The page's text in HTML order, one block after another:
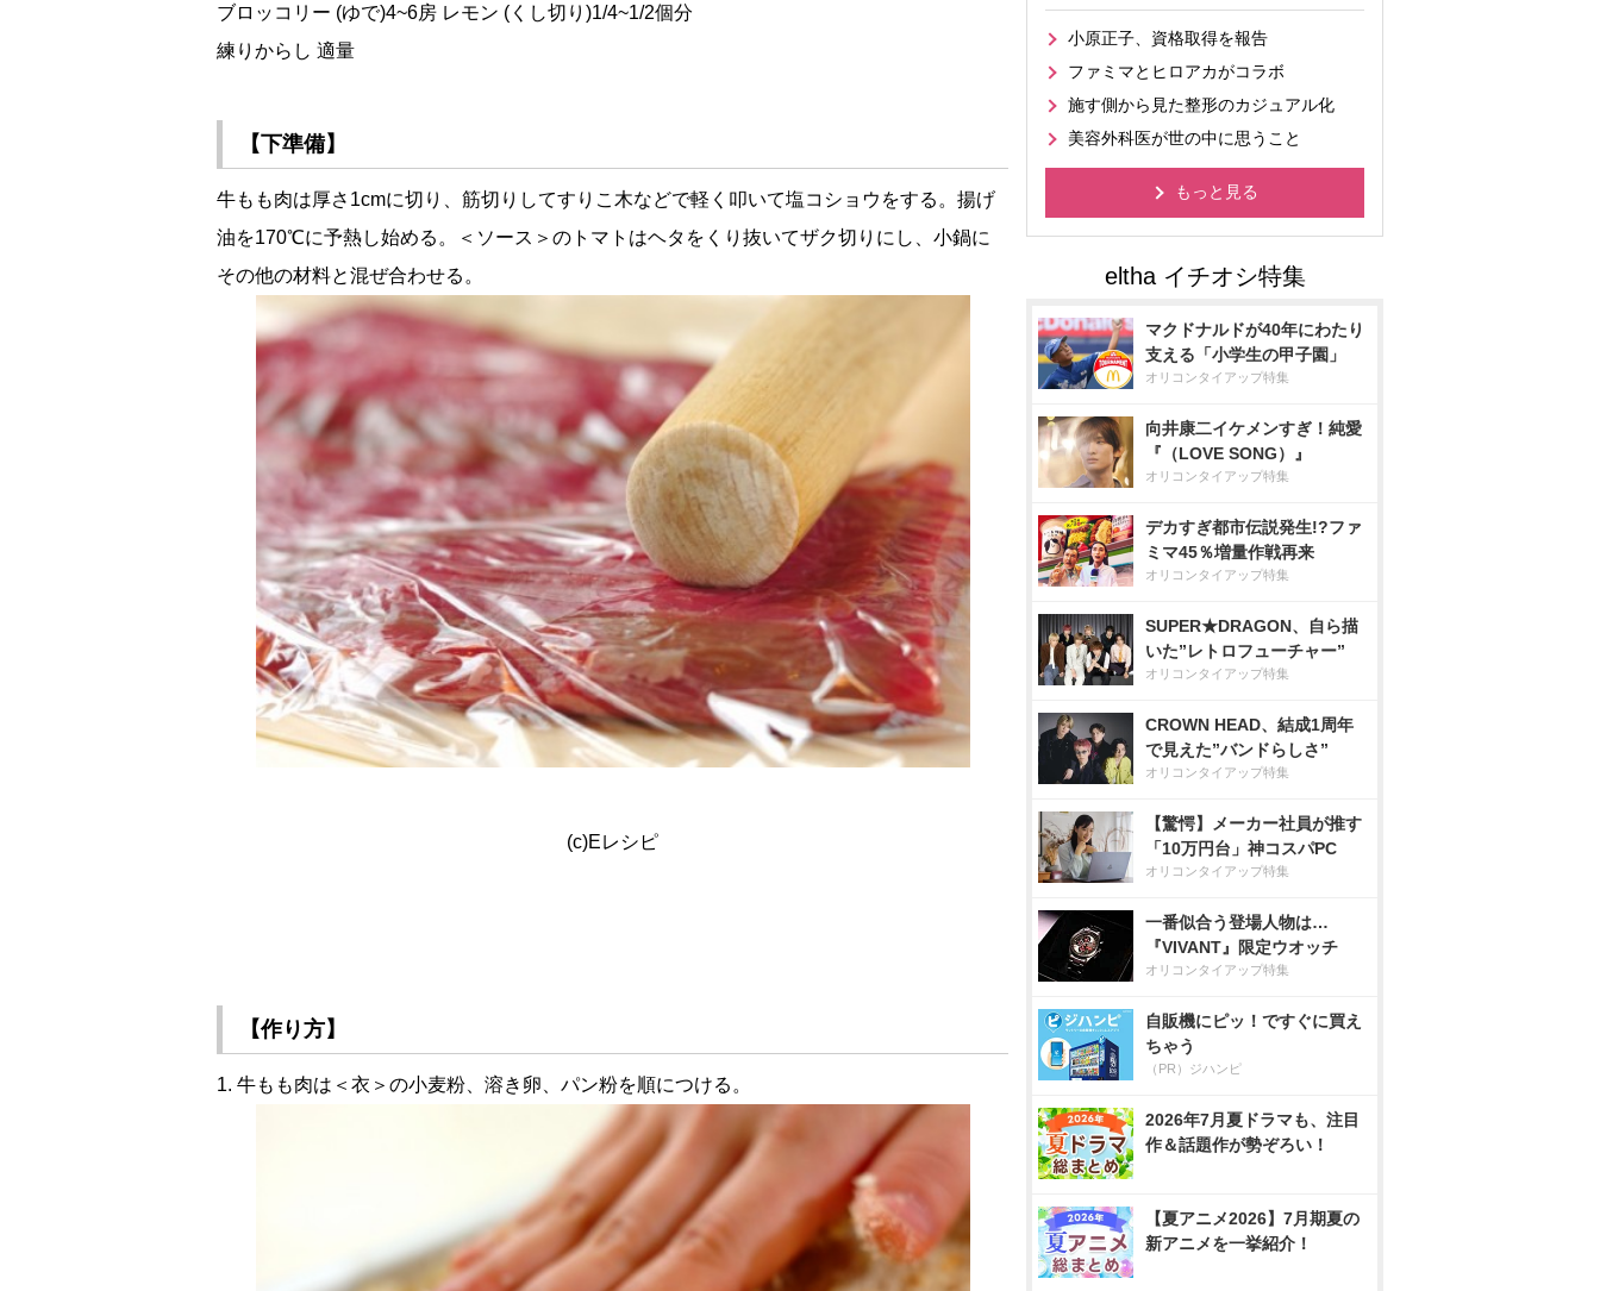
ブロッコリー (ゆで)4~6房 レモン (くし切り)1/4~1/2個分
練りからし 適量
【下準備】
牛もも肉は厚さ1cmに切り、筋切りしてすりこ木などで軽く叩いて塩コショウをする。揚げ
油を170℃に予熱し始める。＜ソース＞のトマトはヘタをくり抜いてザク切りにし、小鍋に
その他の材料と混ぜ合わせる。
(c)Eレシピ
【作り方】
1. 牛もも肉は＜衣＞の小麦粉、溶き卵、パン粉を順につける。
小原正子、資格取得を報告
ファミマとヒロアカがコラボ
施す側から見た整形のカジュアル化
美容外科医が世の中に思うこと
もっと見る
マクドナルドが40年にわたり
支える「小学生の甲子園」
オリコンタイアップ特集
向井康二イケメンすぎ！純愛
『（LOVE SONG）』
オリコンタイアップ特集
デカすぎ都市伝説発生!?ファ
ミマ45％増量作戦再来
オリコンタイアップ特集
SUPER★DRAGON、自ら描
いた”レトロフューチャー”
オリコンタイアップ特集
CROWN HEAD、結成1周年
で見えた”バンドらしさ”
オリコンタイアップ特集
【驚愕】メーカー社員が推す
「10万円台」神コスパPC
オリコンタイアップ特集
一番似合う登場人物は…
『VIVANT』限定ウオッチ
オリコンタイアップ特集
自販機にピッ！ですぐに買え
ちゃう
（PR）ジハンピ
2026年7月夏ドラマも、注目
作＆話題作が勢ぞろい！
【夏アニメ2026】7月期夏の
新アニメを一挙紹介！